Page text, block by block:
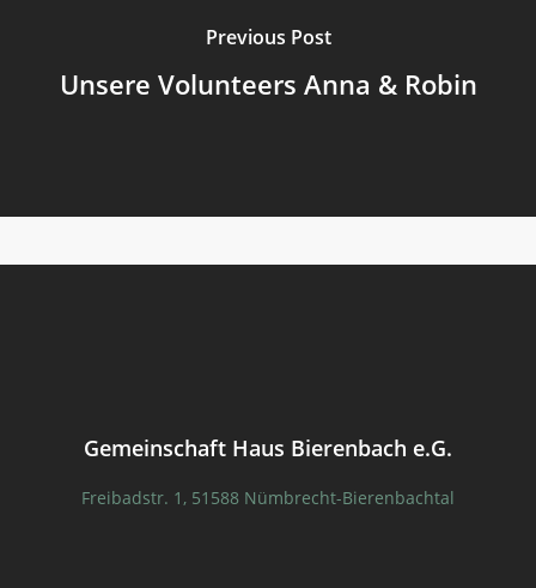
Previous Post
Unsere Volunteers Anna & Robin
Gemeinschaft Haus Bierenbach e.G.
Freibadstr. 1, 51588 Nümbrecht-Bierenbachtal